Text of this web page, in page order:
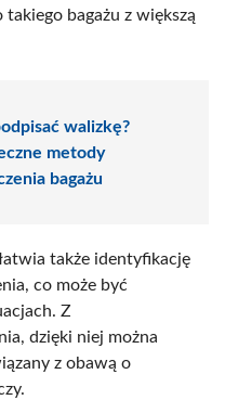
bagażu z większą
walizkę?
metody
bagażu
także identyfikację
co może być
Z
dzięki niej można
z obawą o